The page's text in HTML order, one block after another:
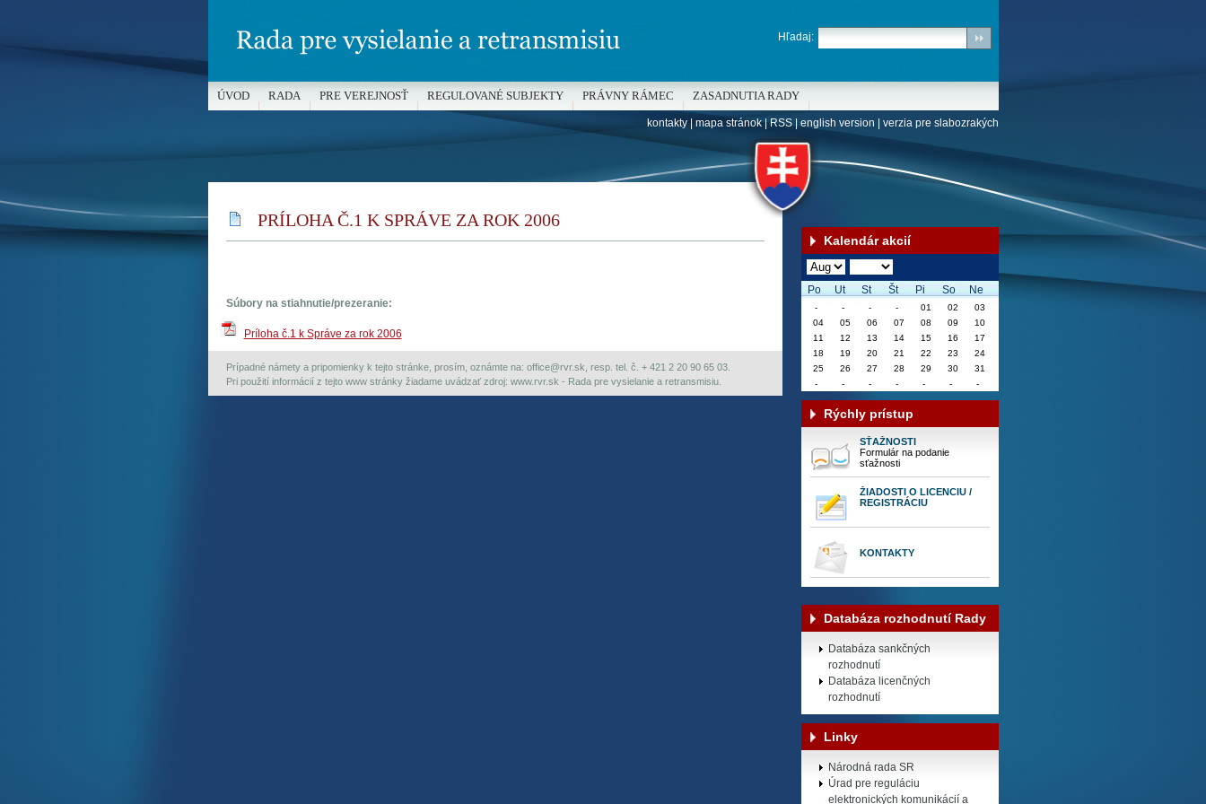
PRÍLOHA Č.1 K SPRÁVE ZA ROK 2006
Súbory na stiahnutie/prezeranie:
Príloha č.1 k Správe za rok 2006
Prípadné námety a pripomienky k tejto stránke, prosím, oznámte na: office@rvr.sk, resp. tel. č. + 421 2 20 90 65 03.
Pri použití informácií z tejto www stránky žiadame uvádzať zdroj: www.rvr.sk - Rada pre vysielanie a retransmisiu.
Kalendár akcií
Po Ut St Št Pi So Ne
Rýchly prístup
SŤAŽNOSTI
Formulár na podanie
sťažnosti
ŽIADOSTI O LICENCIU /
REGISTRÁCIU
KONTAKTY
Databáza rozhodnutí Rady
Databáza sankčných
rozhodnutí
Databáza licenčných
rozhodnutí
Linky
Národná rada SR
Úrad pre reguláciu
elektronických komunikácií a
Hľadaj:
ÚVOD RADA PRE VEREJNOSŤ REGULOVANÉ SUBJEKTY PRÁVNY RÁMEC ZASADNUTIA RADY
kontakty| mapa stránok|RSS| english version verzia pre slabozrakých